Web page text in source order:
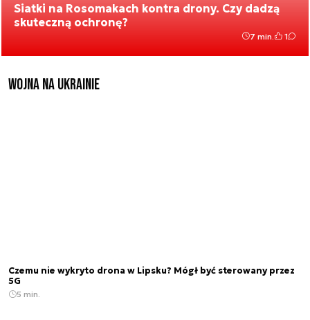
Siatki na Rosomakach kontra drony. Czy dadzą
skuteczną ochronę?
7 min. 1
Wojna na Ukrainie
Czemu nie wykryto drona w Lipsku? Mógł być sterowany przez
5G
5 min.